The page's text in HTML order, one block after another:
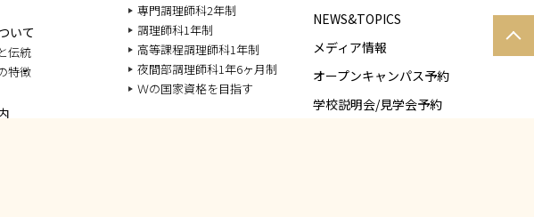
いて
伝統
特徴
専門調理師科2年制
調理師科1年制
高等課程調理師科1年制
夜間部調理師科1年6ヶ月制
Ｗの国家資格を目指す
NEWS&TOPICS
メディア情報
オープンキャンパス予約
学校説明会/見学会予約